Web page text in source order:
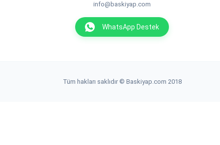
info@baskiyap.com
WhatsApp Destek
Tüm hakları saklıdır © Baskiyap.com 2018